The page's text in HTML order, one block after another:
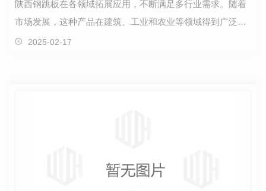
陕西钢跳板在各领域拓展应用，不断满足多行业需求。随着
市场发展，这种产品在建筑、工业和农业等领域得到广泛应
用。在建筑行业中，陕西钢跳板被广泛用于施工现场的…
2025-02-17